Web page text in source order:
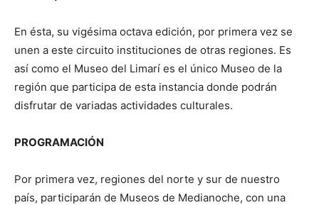
En ésta, su vigésima octava edición, por primera vez se
unen a este circuito instituciones de otras regiones. Es
así como el Museo del Limarí es el único Museo de la
región que participa de esta instancia donde podrán
disfrutar de variadas actividades culturales.
PROGRAMACIÓN
Por primera vez, regiones del norte y sur de nuestro
país, participarán de Museos de Medianoche, con una